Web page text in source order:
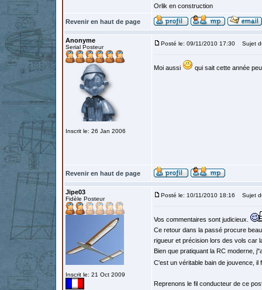
Orlik en construction
Revenir en haut de page
Anonyme
Serial Posteur
Inscrit le: 26 Jan 2006
Posté le: 09/11/2010 17:30 Sujet
Moi aussi qui sait cette année
Revenir en haut de page
Jipe03
Fidèle Posteur
Inscrit le: 21 Oct 2009
Posté le: 10/11/2010 18:16 Sujet
Vos commentaires sont judicieux.
Ce retour dans la passé procure
rigueur et précision lors des vols car
Bien que pratiquant la RC moderne,
C'est un véritable bain de jouvence, il
Reprenons le fil conducteur de ce